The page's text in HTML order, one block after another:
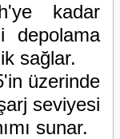
kadar
depolama
sağlar.
üzerinde
seviyesi
sunar.